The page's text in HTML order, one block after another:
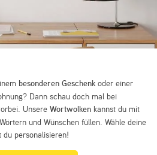
besonderen Geschenk oder einer
Dann schau doch mal bei
UnsereWortwolken kannst du mit
und Wünschen füllen. Wähle deine
personalisieren!